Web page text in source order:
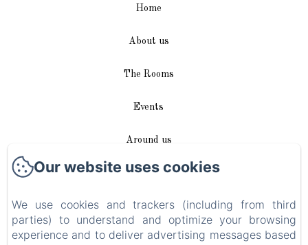
Home
About us
The Rooms
Events
Around us
Access / Contact
Plan du site
Blog
Our website uses cookies
We use cookies and trackers (including from third
parties) to understand and optimize your browsing
experience and to deliver advertising messages based